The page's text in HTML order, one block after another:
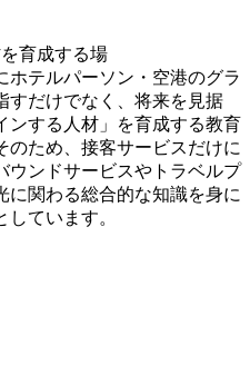
育成する場
ホテルパーソン・空港のグラ
すだけでなく、将来を見据
ンする人材」を育成する教育
のため、接客サービスだけに
ウンドサービスやトラベルプ
に関わる総合的な知識を身に
ています。